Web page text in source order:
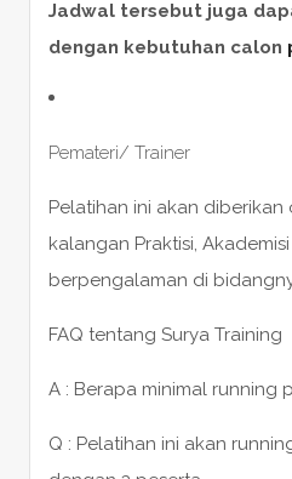
Jadwal tersebut juga
dengan kebutuhan calon
Pemateri/ Trainer
Pelatihan ini akan diberikan
kalangan Praktisi,
berpengalaman di
FAQ tentang Surya Training
A : Berapa minimal running
Q : Pelatihan ini akan